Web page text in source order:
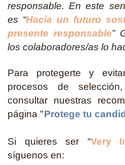
responsable. En este
es “Hacia un futuro
presente responsable”
los colaboradores/as lo
Para protegerte y
procesos de
consultar nuestras
página "Protege tu
Si quieres ser “Very
síguenos en: